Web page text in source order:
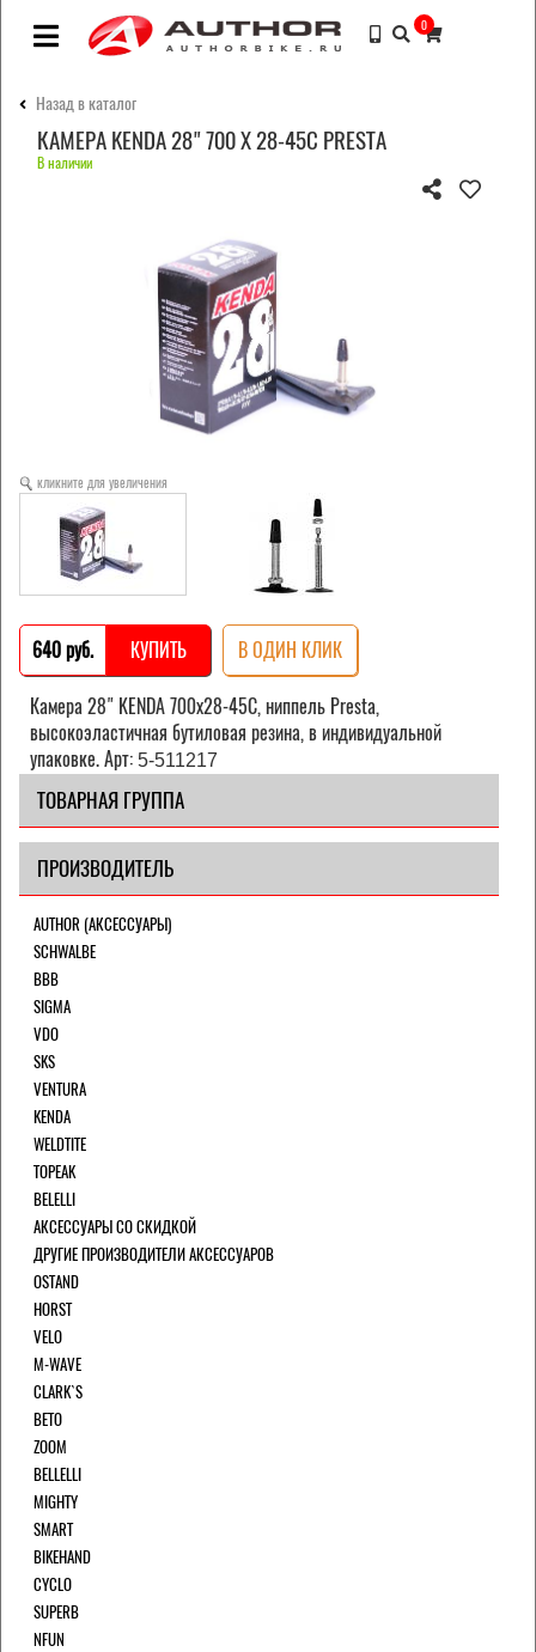
0
Назад в каталог
КАМЕРА KENDA 28" 700 Х 28-45С PRESTA
В наличии
кликните для увеличения
640 pуб. КУПИТЬ В ОДИН КЛИК
Камера 28" KENDA 700х28-45С, ниппель Presta,
высокоэластичная бутиловая резина, в индивидуальной
упаковке.Арт: 5-511217
ТОВАРНАЯ ГРУППА
ПРОИЗВОДИТЕЛЬ
AUTHOR (АКСЕССУАРЫ)
SCHWALBE
BBB
SIGMA
VDO
SKS
VENTURA
KENDA
WELDTITE
TOPEAK
BELELLI
АКСЕССУАРЫ СО СКИДКОЙ
ДРУГИЕ ПРОИЗВОДИТЕЛИ АКСЕССУАРОВ
OSTAND
HORST
VELO
M-WAVE
CLARK`S
BETO
ZOOM
BELLELLI
MIGHTY
SMART
BIKEHAND
CYCLO
SUPERB
NFUN